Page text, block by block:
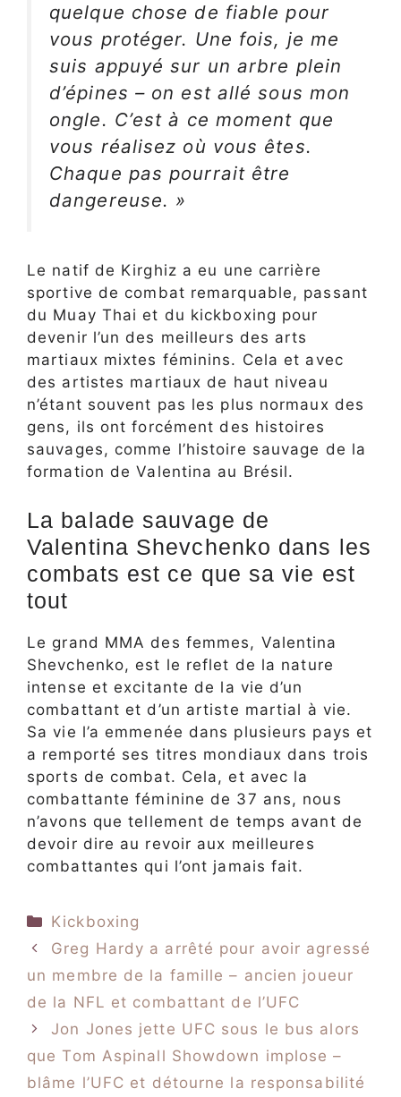
quelque chose de fiable pour
vous protéger. Une fois, je me
suis appuyé sur un arbre plein
d’épines – on est allé sous mon
ongle. C’est à ce moment que
vous réalisez où vous êtes.
Chaque pas pourrait être
dangereuse. »
Le natif de Kirghiz a eu une carrière
sportive de combat remarquable, passant
du Muay Thai et du kickboxing pour
devenir l’un des meilleurs des arts
martiaux mixtes féminins. Cela et avec
des artistes martiaux de haut niveau
n’étant souvent pas les plus normaux des
gens, ils ont forcément des histoires
sauvages, comme l’histoire sauvage de la
formation de Valentina au Brésil.
La balade sauvage de
Valentina Shevchenko dans les
combats est ce que sa vie est
tout
Le grand MMA des femmes, Valentina
Shevchenko, est le reflet de la nature
intense et excitante de la vie d’un
combattant et d’un artiste martial à vie.
Sa vie l’a emmenée dans plusieurs pays et
a remporté ses titres mondiaux dans trois
sports de combat. Cela, et avec la
combattante féminine de 37 ans, nous
n’avons que tellement de temps avant de
devoir dire au revoir aux meilleures
combattantes qui l’ont jamais fait.
Catégories
Kickboxing
Greg Hardy a arrêté pour avoir agressé
un membre de la famille – ancien joueur
de la NFL et combattant de l’UFC
Jon Jones jette UFC sous le bus alors
que Tom Aspinall Showdown implose –
blâme l’UFC et détourne la responsabilité